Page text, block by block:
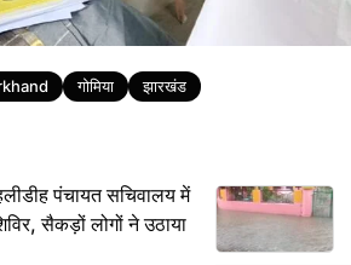
गोमिया झारखंड
पंचायत सचिवालय में
सैकड़ों लोगों ने उठाया